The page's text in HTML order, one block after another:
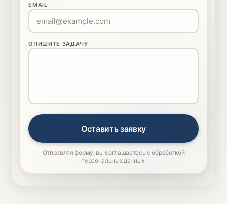
EMAIL
ОПИШИТЕ ЗАДАЧУ
Оставить заявку
Отправляя форму, вы соглашаетесь с обработкой
персональных данных.